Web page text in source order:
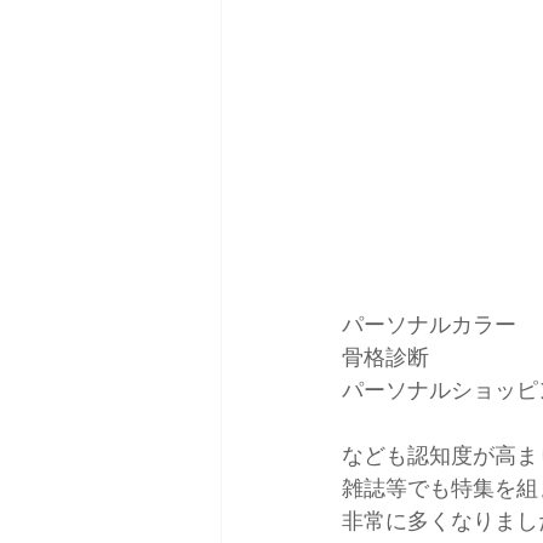
パーソナルカラー
骨格診断
パーソナルショッ
なども認知度が高ま
雑誌等でも特集を
非常に多くなりまし